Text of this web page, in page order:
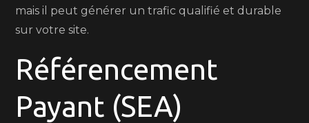
mais il peut générer un trafic qualifié et durable
sur votre site.
Référencement
Payant (SEA)